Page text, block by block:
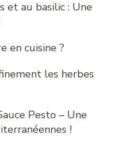
et au basilic : Une
en cuisine ?
les herbes
Pesto – Une
!